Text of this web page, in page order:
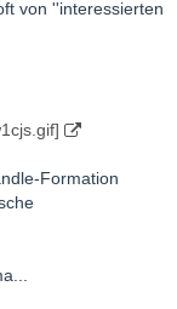
von ''interessierten
Formation